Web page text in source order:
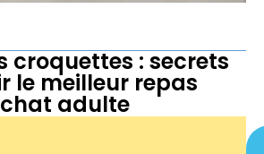
croquettes : secrets
le meilleur repas
adulte